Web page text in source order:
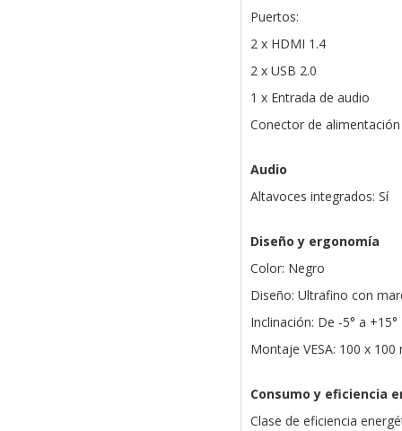
Puertos:
2 x HDMI 1.4
2 x USB 2.0
1 x Entrada de audio
Conector de
Audio
Altavoces integrados: Sí
Diseño y ergonomía
Color: Negro
Diseño: Ultrafino con
Inclinación: De -5° a +15°
Montaje VESA: 100 x 100
Consumo y eficiencia
Clase de eficiencia